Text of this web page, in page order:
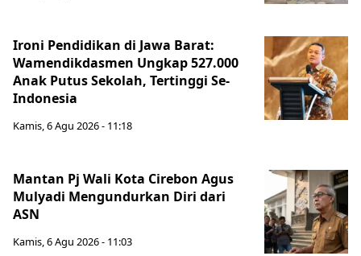
Ironi Pendidikan di Jawa Barat:
Wamendikdasmen Ungkap 527.000
Anak Putus Sekolah, Tertinggi Se-
Indonesia
Kamis, 6 Agu 2026 - 11:18
Mantan Pj Wali Kota Cirebon Agus
Mulyadi Mengundurkan Diri dari
ASN
Kamis, 6 Agu 2026 - 11:03